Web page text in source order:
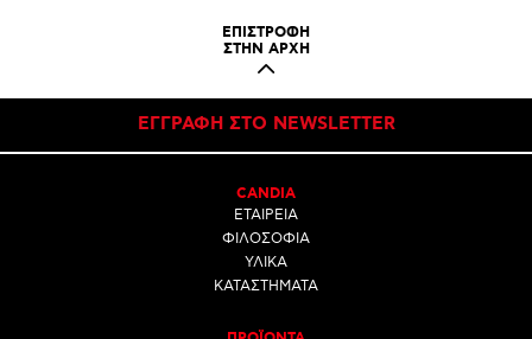
ΕΠΙΣΤΡΟΦΗ
ΣΤΗΝ ΑΡΧΗ
ΕΓΓΡΑΦΗ ΣΤΟ NEWSLETTER
CANDIA
ΕΤΑΙΡΕΙΑ
ΦΙΛΟΣΟΦΙΑ
ΥΛΙΚΑ
ΚΑΤΑΣΤΗΜΑΤΑ